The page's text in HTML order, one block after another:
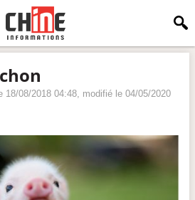
18/08/2018 04:48, modifié le 04/05/2020